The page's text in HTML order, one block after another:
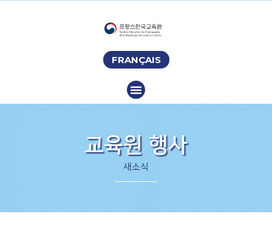
FRANÇAIS
교육원 행사
새소식